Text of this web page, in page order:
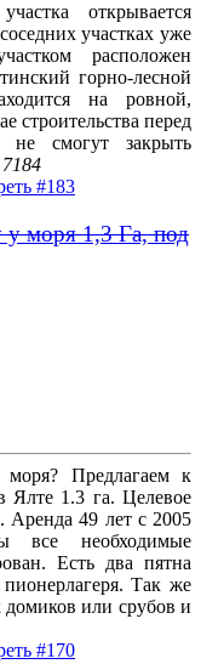
открывается
участках уже
расположен
горно-лесной
на ровной,
строительства перед
не смогут закрыть
#183
моря 1,3 Га, под
Предлагаем к
Ялте 1.3 га. Целевое
Аренда 49 лет с 2005
все необходимые
Есть два пятна
Так же
домиков или срубов и
#170